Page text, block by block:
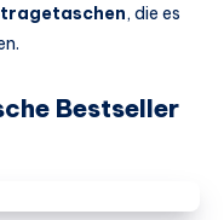
, die es
Bestseller